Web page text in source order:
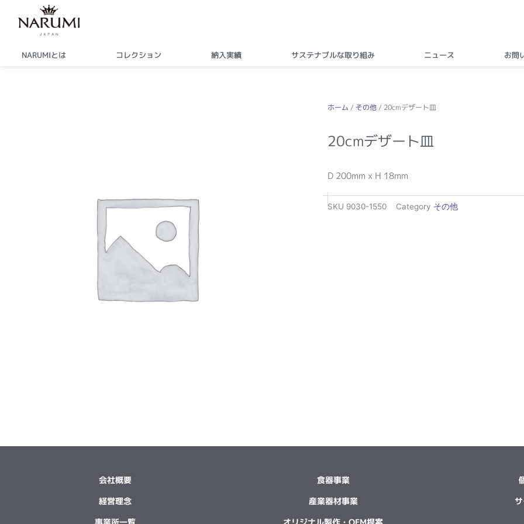
NARUMIとは コレクション 納入実績 サステナブルな取り組み ニュース お問
ホーム / その他 / 20cmデザート皿
20cmデザート皿
D 200mm x H 18mm
SKU 9030-1550 Category その他
会社概要
経営理念
事業所一覧
食器事業
産業器材事業
オリジナル製作・OEM提案